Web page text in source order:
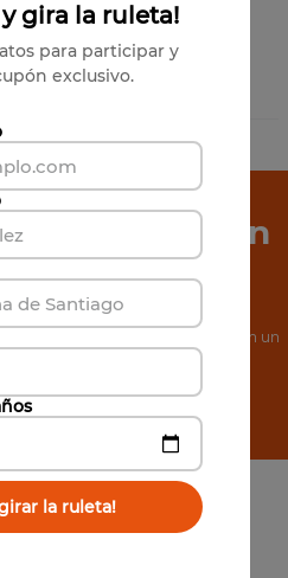
Boletín
increíbles ofertas, además, obtén un
gira la ruleta!
para participar y
exclusivo.
la ruleta!